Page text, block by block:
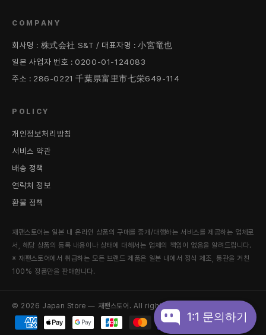
1:1 문의하기
COMPANY
회사명 : 株式会社 S&T / 대표자명 : 小宮竜也
일본 사업자 번호 : 0200-01-124083
주소 : 286-0221 千葉県富里市七栄649-114
POLICY
개인정보처리방침
서비스 약관
배송 정책
연락처 정보
환불 정책
재팬스토어는 일본 내 온라인 상품의 구매를 중개/대행하는 서비스를 제공하는 업체로
서, 해당 상품의 등록 내용이나 상태에 대해서는 업체의 책임이 없음을 알려드립니다.
※ 재팬스토어에서 취급하는 모든 브랜드 제품은 일본 내에서 정식 제조, 통관을 거친
100% 정품만을 판매합니다.
© 2026 Japan Store — 재팬스토어. All rights reserved.